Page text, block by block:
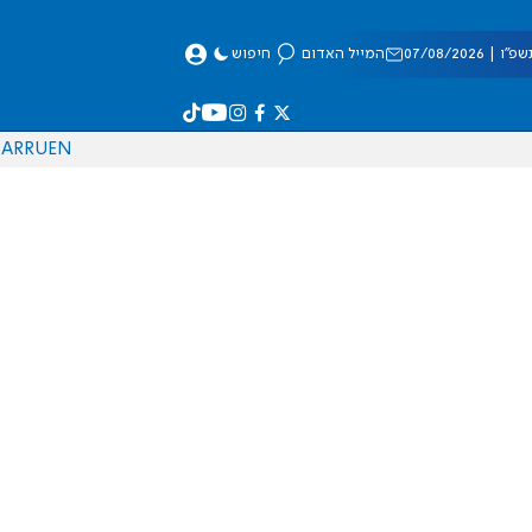
08/2026 המייל האדום חיפוש
EN
RU
AR